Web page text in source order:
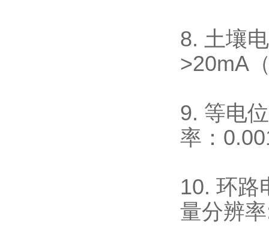
8. 土壤
>20mA
9. 等电
率：
10. 环路
量分辨